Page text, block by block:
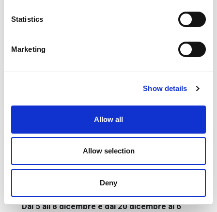
Statistics
Marketing
Show details
Allow all
Allow selection
Deny
Dal 13 aprile al 31 maggio
Da martedì a domenica: dalle 10:00 alle 18:30
Tutti i giorni: dalle 10:00 alle 18:30
Venerdì, sabato e domenica: dalle 10:00 alle
Venerdì, sabato e domenica: dalle 10:00 alle
Domenica: dalle 10:00 alle 18:00
Dal 1° ottobre al 1° novembre, il 13 e il 20
dicembre
Sabato e domenica: dalle 10:00 alle 18:30
Dall’8 al 29 novembre
Domenica: dalle 10:00 alle 17:00
Dal 5 all’8 dicembre e dal 20 dicembre al 6